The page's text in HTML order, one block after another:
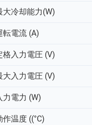
大冷却能力(W)
転電流 (A)
格入力電圧 (V)
大入力電圧 (V)
力電力 (W)
作温度 ((°C)